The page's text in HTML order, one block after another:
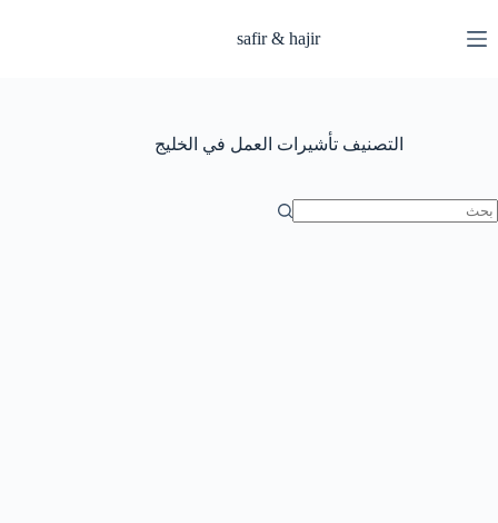
إلى
المحتوى
safir & hajir
التصنيف تأشيرات العمل في الخليج